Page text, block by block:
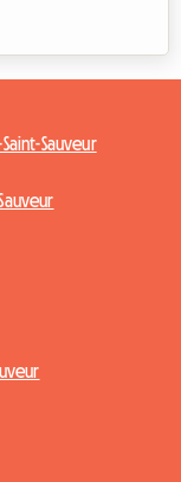
Sauveur